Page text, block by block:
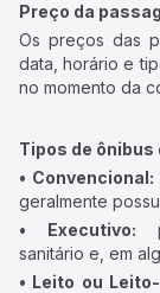
Preço da
Os preços das
data, horário e
no momento da
Tipos de
• Convencional:
geralmente
• Executivo:
sanitário e, em
• Leito ou